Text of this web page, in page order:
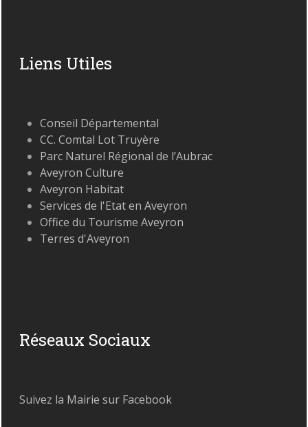
Liens Utiles
Conseil Départemental
CC. Comtal Lot Truyère
Parc Naturel Régional de l’Aubrac
Aveyron Culture
Aveyron Habitat
Services de l'Etat en Aveyron
Office du Tourisme Aveyron
Terres d'Aveyron
Réseaux Sociaux
Suivez la Mairie sur Facebook